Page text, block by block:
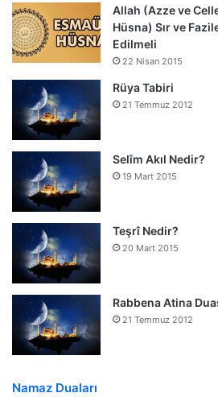
Allah (Azze ve
Hüsna) Sır ve
Edilmeli
22 Nisan 2015
Rüya Tabiri
21 Temmuz 2012
Selîm Akıl Nedir?
19 Mart 2015
Teşrî Nedir?
20 Mart 2015
Rabbena Atina
21 Temmuz 2012
Namaz Duaları